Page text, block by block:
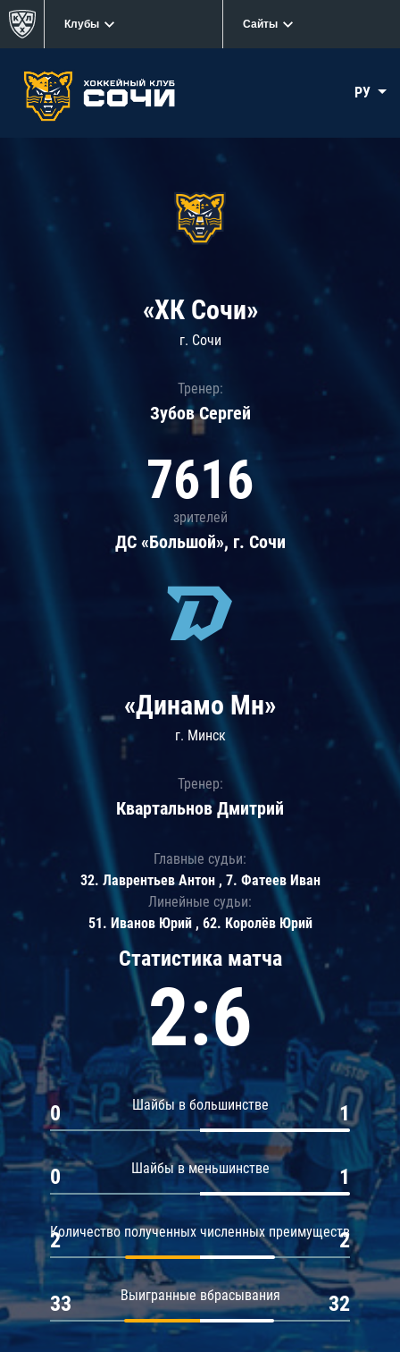
Клубы Сайты
РУ
«ХК Сочи»
г. Сочи
Тренер:
Зубов Сергей
7616
зрителей
ДС «Большой», г. Сочи
Статистика матча
2:6
Шайбы в большинстве
0 1
Шайбы в меньшинстве
0 1
Количество полученных численных преимуществ
2 2
Выигранные вбрасывания
33 32
«Динамо Мн»
г. Минск
Тренер:
Квартальнов Дмитрий
Главные судьи:
32. Лаврентьев Антон , 7. Фатеев Иван
Линейные судьи:
51. Иванов Юрий , 62. Королёв Юрий